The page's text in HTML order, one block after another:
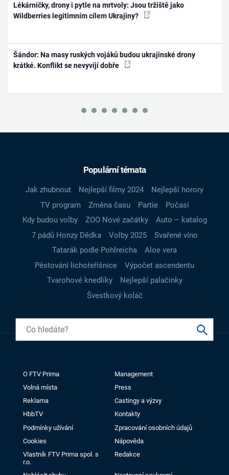
Lékárničky, drony i pytle na mrtvoly: Jsou tržiště jako
Wildberries legitimním cílem Ukrajiny?
Šándor: Na masy ruských vojáků budou ukrajinské drony
krátké. Konflikt se nevyvíjí dobře
Populární témata
Jak zhubnout Nejlepší filmy 2024
Nejlepší horory
TV program
Změna času Partie
Počasí
Kdy budou volby
ZOO Nové začátky
Auto – katalog
7 pádů Honzy Dědka
Volby 2025
Svařené víno
Tatarák podle Pohlreicha
Aloe vera
Pěstování lichořeřišnice
Výpočet ascendentu
Tvarohové knedlíky
Nejlepší palačinky
Švestkový koláč
O FTV Prima
Management
Volná místa
Press
Reklama
Castingy a výzvy
HbbTV
Kontakty
Podmínky užívání
Zpracování osobních údajů
Cookies
Nápověda
Vlastník FTV Prima spol. s
r.o.
Redakce